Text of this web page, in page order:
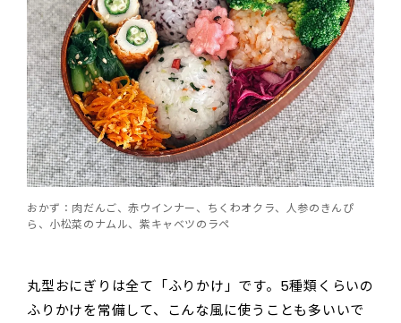
おかず：肉だんご、赤ウインナー、ちくわオクラ、人参のきんぴ
ら、小松菜のナムル、紫キャベツのラペ
丸型おにぎりは全て「ふりかけ」です。5種類くらいの
ふりかけを常備して、こんな風に使うことも多いいで